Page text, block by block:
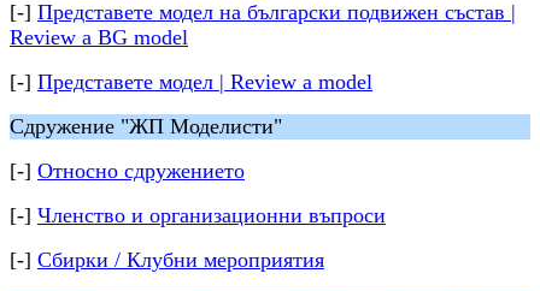
[-] Представете модел на български подвижен състав |
Review a BG model
[-] Представете модел | Review a model
Сдружение "ЖП Моделисти"
[-] Относно сдружението
[-] Членство и организационни въпроси
[-] Сбирки / Клубни мероприятия